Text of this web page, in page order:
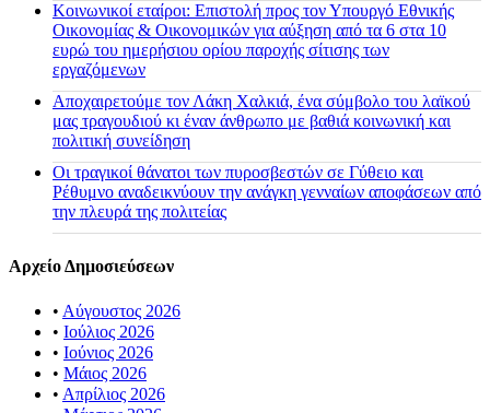
Κοινωνικοί εταίροι: Επιστολή προς τον Υπουργό Εθνικής
Οικονομίας & Οικονομικών για αύξηση από τα 6 στα 10
ευρώ του ημερήσιου ορίου παροχής σίτισης των
εργαζόμενων
Αποχαιρετούμε τον Λάκη Χαλκιά, ένα σύμβολο του λαϊκού
μας τραγουδιού κι έναν άνθρωπο με βαθιά κοινωνική και
πολιτική συνείδηση
Οι τραγικοί θάνατοι των πυροσβεστών σε Γύθειο και
Ρέθυμνο αναδεικνύουν την ανάγκη γενναίων αποφάσεων από
την πλευρά της πολιτείας
Αρχείο Δημοσιεύσεων
• Αύγουστος 2026
• Ιούλιος 2026
• Ιούνιος 2026
• Μάιος 2026
• Απρίλιος 2026